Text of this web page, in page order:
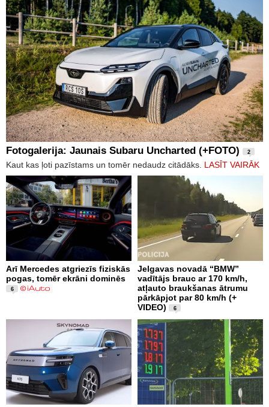
Fotogalerija: Jaunais Subaru Uncharted (+FOTO) 2
Kaut kas ļoti pazīstams un tomēr nedaudz citādāks. LASĪT VAIRĀK
Arī Mercedes atgriezīs fiziskās
pogas, tomēr ekrāni dominēs
6
Jelgavas novadā “BMW”
vadītājs brauc ar 170 km/h,
atļauto braukšanas ātrumu
pārkāpjot par 80 km/h (+
VIDEO)
6